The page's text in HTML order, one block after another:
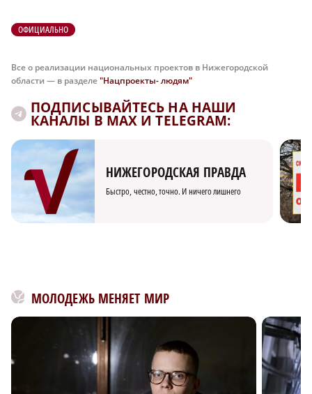
ОФИЦИАЛЬНО
Все о реализации национальных проектов в Нижегородской
области — в разделе"Нацпроекты- людям"
ПОДПИСЫВАЙТЕСЬ НА НАШИ
КАНАЛЫ В MAX И TELEGRAM:
НИЖЕГОРОДСКАЯ ПРАВДА
Быстро, честно, точно. И ничего лишнего
МОЛОДЕЖЬ МЕНЯЕТ МИР